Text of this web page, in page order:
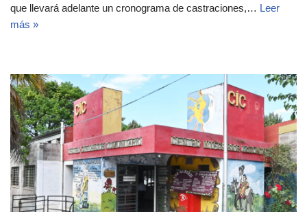
que llevará adelante un cronograma de castraciones,… Leer
más »